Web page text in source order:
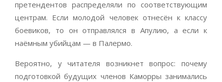
претендентов распределяли по соответствующим
центрам. Если молодой человек отнесён к классу
боевиков, то он отправлялся в Апулию, а если к
наёмным убийцам — в Палермо.
Вероятно, у читателя возникнет вопрос: почему
подготовкой будущих членов Каморры занимались